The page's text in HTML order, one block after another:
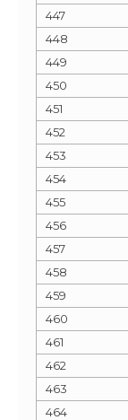
447
448
449
450
451
452
453
454
455
456
457
458
459
460
461
462
463
464